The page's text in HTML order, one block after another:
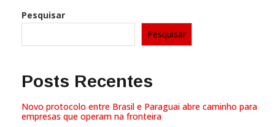
Pesquisar
Pesquisar
Posts Recentes
Novo protocolo entre Brasil e Paraguai abre caminho para
empresas que operam na fronteira